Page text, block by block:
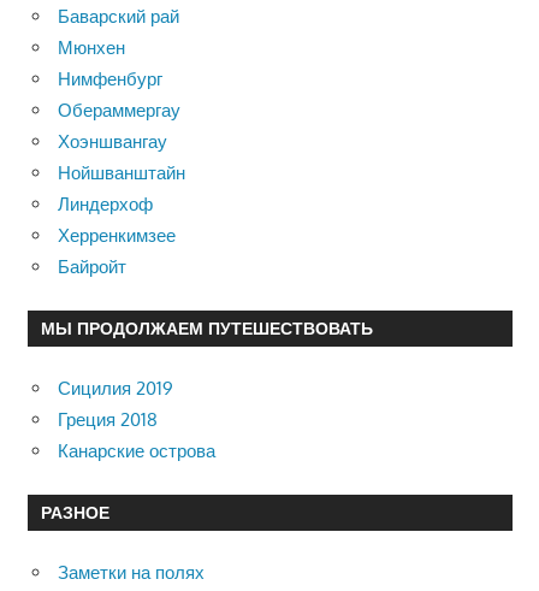
Баварский рай
Мюнхен
Нимфенбург
Обераммергау
Хоэншвангау
Нойшванштайн
Линдерхоф
Херренкимзее
Байройт
МЫ ПРОДОЛЖАЕМ ПУТЕШЕСТВОВАТЬ
Сицилия 2019
Греция 2018
Канарские острова
РАЗНОЕ
Заметки на полях